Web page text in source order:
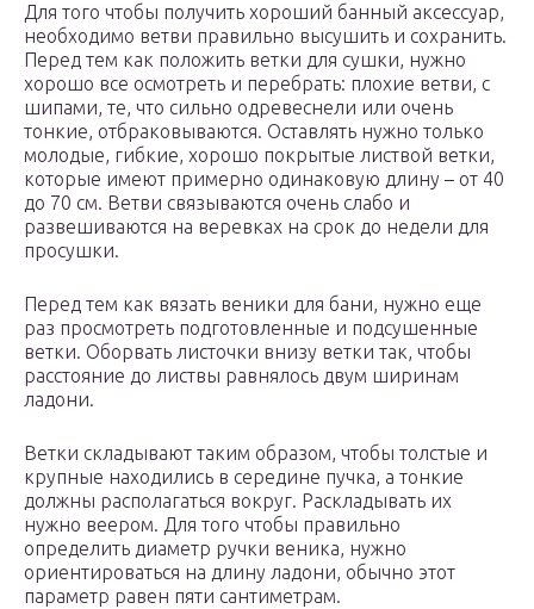
Для того чтобы получить хороший банный аксессуар,
необходимо ветви правильно высушить и сохранить.
Перед тем как положить ветки для сушки, нужно
хорошо все осмотреть и перебрать: плохие ветви, с
шипами, те, что сильно одревеснели или очень
тонкие, отбраковываются. Оставлять нужно только
молодые, гибкие, хорошо покрытые листвой ветки,
которые имеют примерно одинаковую длину – от 40
до 70 см. Ветви связываются очень слабо и
развешиваются на веревках на срок до недели для
просушки.
Перед тем как вязать веники для бани, нужно еще
раз просмотреть подготовленные и подсушенные
ветки. Оборвать листочки внизу ветки так, чтобы
расстояние до листвы равнялось двум ширинам
ладони.
Ветки складывают таким образом, чтобы толстые и
крупные находились в середине пучка, а тонкие
должны располагаться вокруг. Раскладывать их
нужно веером. Для того чтобы правильно
определить диаметр ручки веника, нужно
ориентироваться на длину ладони, обычно этот
параметр равен пяти сантиметрам.